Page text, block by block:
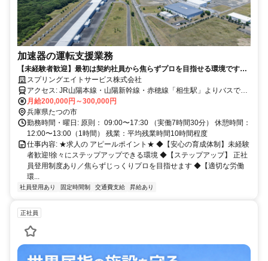
加速器の運転支援業務
【未経験者歓迎】最初は契約社員から焦らずプロを目指せる環境です◆
正社員登用制度あり/残業月平均3~5時間◆家賃半額補助制度あり
スプリングエイトサービス株式会社
アクセス: JR山陽本線・山陽新幹線・赤穂線「相生駅」よりバスで約
40分 ◆車通勤OK
月給200,000円～300,000円
兵庫県たつの市
勤務時間・曜日: 原則： 09:00〜17:30 （実働7時間30分） 休憩時間：
12:00〜13:00（1時間） 残業：平均残業時間10時間程度
仕事内容: ★求人の アピールポイント★ ◆【安心の育成体制】未経験
者歓迎!徐々にステップアップできる環境 ◆【ステップアップ】 正社
員登用制度あり／焦らずじっくりプロを目指せます ◆【適切な労働
環...
社員登用あり 固定時間制 交通費支給 昇給あり
正社員